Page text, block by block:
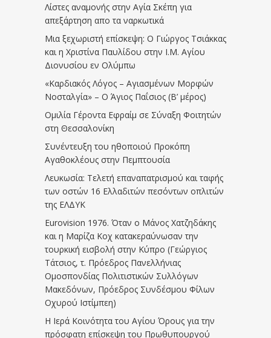
Λίστες αναμονής στην Αγία Σκέπη για
απεξάρτηση απο τα ναρκωτικά
Μια ξεχωριστή επίσκεψη: Ο Γιώργος Τσιάκκας
και η Χριστίνα Παυλίδου στην Ι.Μ. Αγίου
Διονυσίου εν Ολύμπω
«Καρδιακός Λόγος – Αγιασμένων Μορφών
Νοσταλγία» – Ο Άγιος Παΐσιος (Β’ μέρος)
Ομιλία Γέροντα Εφραίμ σε Σύναξη Φοιτητών
στη Θεσσαλονίκη
Συνέντευξη του ηθοποιού Προκόπη
Αγαθοκλέους στην Πεμπτουσία
Λευκωσία: Τελετή επαναπατρισμού και ταφής
των οστών 16 Ελλαδιτών πεσόντων οπλιτών
της ΕΛΔΥΚ
Eurovision 1976. Όταν ο Μάνος Χατζηδάκης
και η Μαρίζα Κοχ κατακεραύνωσαν την
τουρκική εισβολή στην Κύπρο (Γεώργιος
Τάτσιος, τ. Πρόεδρος Πανελλήνιας
Ομοσπονδίας Πολιτιστικών Συλλόγων
Μακεδόνων, Πρόεδρος Συνδέσμου Φίλων
Οχυρού Ιστίμπεη)
Η Ιερά Κοινότητα του Αγίου Όρους για την
πρόσφατη επίσκεψη του Πρωθυπουργού